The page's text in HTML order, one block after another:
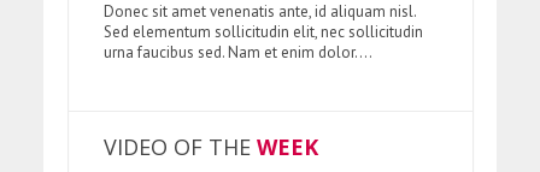
Donec sit amet venenatis ante, id aliquam nisl.
Sed elementum sollicitudin elit, nec sollicitudin
urna faucibus sed. Nam et enim dolor....
VIDEO OF THE WEEK